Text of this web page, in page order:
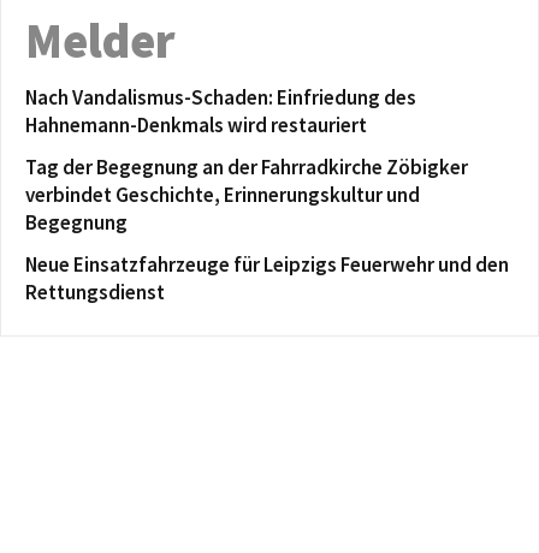
Melder
Nach Vandalismus-Schaden: Einfriedung des
Hahnemann-Denkmals wird restauriert
Tag der Begegnung an der Fahrradkirche Zöbigker
verbindet Geschichte, Erinnerungskultur und
Begegnung
Neue Einsatzfahrzeuge für Leipzigs Feuerwehr und den
Rettungsdienst